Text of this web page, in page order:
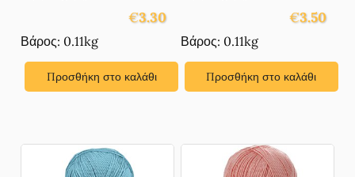
€3.30
Βάρος: 0.11kg
Προσθήκη στο καλάθι
€3.50
Βάρος: 0.11kg
Προσθήκη στο καλάθι